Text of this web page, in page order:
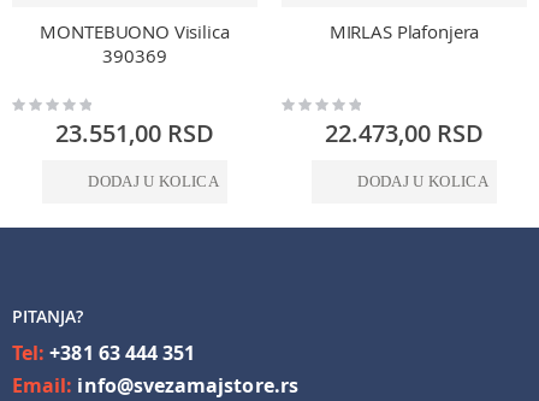
MONTEBUONO Visilica
390369
Rating:
23.551,00 RSD
DODAJ U KOLICA
MIRLAS Plafonjera
Rating:
22.473,00 RSD
DODAJ U KOLICA
PITANJA?
Tel:+381 63 444 351
Email: info@svezamajstore.rs